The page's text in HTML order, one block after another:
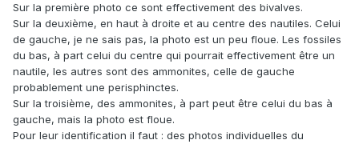
Sur la première photo ce sont effectivement des bivalves.
Sur la deuxième, en haut à droite et au centre des nautiles. Celui
de gauche, je ne sais pas, la photo est un peu floue. Les fossiles
du bas, à part celui du centre qui pourrait effectivement être un
nautile, les autres sont des ammonites, celle de gauche
probablement une perisphinctes.
Sur la troisième, des ammonites, à part peut être celui du bas à
gauche, mais la photo est floue.
Pour leur identification il faut : des photos individuelles du